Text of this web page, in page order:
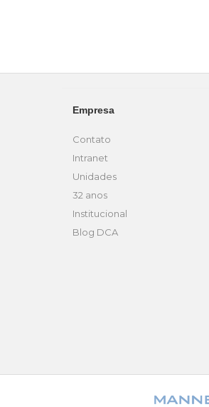
Empresa
Contato
Intranet
Unidades
32 anos
Institucional
Blog DCA